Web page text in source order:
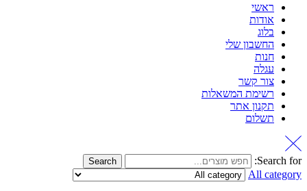
ראשי
אודות
בלוג
החשבון שלי
חנות
עגלה
צור קשר
רשימת המשאלות
תקנון אתר
תשלום
Search for:
Search
All category